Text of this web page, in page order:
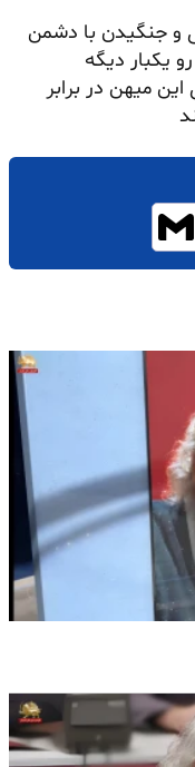
و جنگیدن با دشمن
یکبار دیگه
میهن در برابر